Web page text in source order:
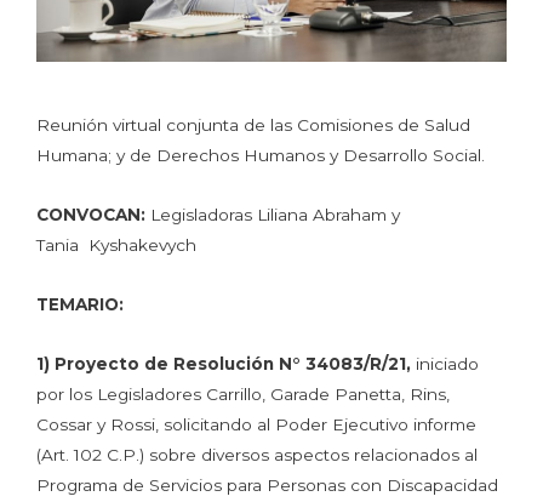
Reunión virtual conjunta de las Comisiones de Salud
Humana; y de Derechos Humanos y Desarrollo Social.
CONVOCAN: Legisladoras Liliana Abraham y
Tania Kyshakevych
TEMARIO:
1) Proyecto de Resolución N° 34083/R/21, iniciado
por los Legisladores Carrillo, Garade Panetta, Rins,
Cossar y Rossi, solicitando al Poder Ejecutivo informe
(Art. 102 C.P.) sobre diversos aspectos relacionados al
Programa de Servicios para Personas con Discapacidad